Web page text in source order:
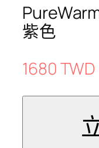
紫色
1680 TWD